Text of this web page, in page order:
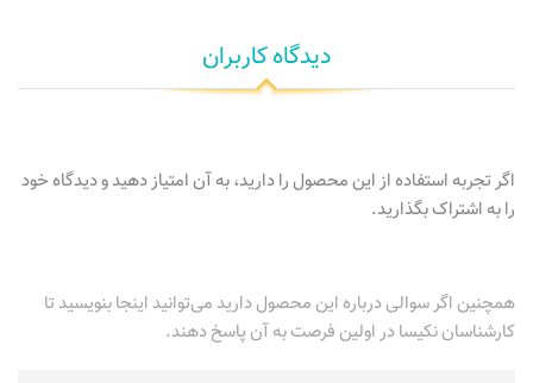
دیدگاه کاربران
اگر تجربه استفاده از این محصول را دارید، به آن امتیاز دهید و دیدگاه خود
را به اشتراک بگذارید.
همچنین اگر سوالی درباره این محصول دارید می‌توانید اینجا بنویسید تا
کارشناسان نکیسا در اولین فرصت به آن پاسخ دهند.